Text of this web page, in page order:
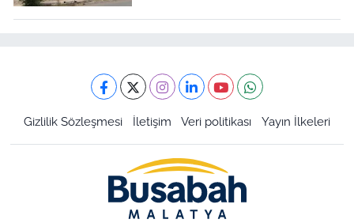
Gizlilik Sözleşmesi İletişim Veri politikası Yayın İlkeleri